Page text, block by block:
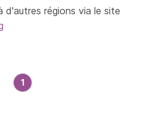
d'autres régions via le site
1